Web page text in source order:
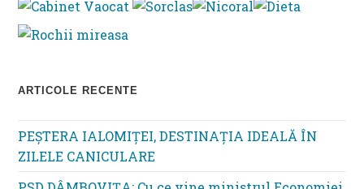
ARTICOLE RECENTE
PEȘTERA IALOMIȚEI, DESTINAȚIA IDEALĂ ÎN
ZILELE CANICULARE